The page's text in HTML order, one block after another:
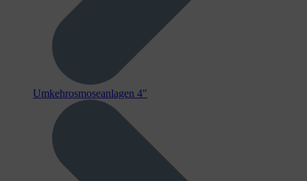
Umkehrosmoseanlagen 4"